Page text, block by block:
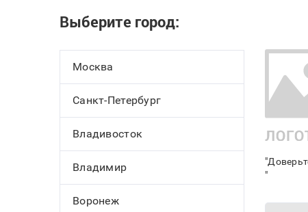
Выберите город:
Москва
Санкт-Петербург
Владивосток
Владимир
Воронеж
"